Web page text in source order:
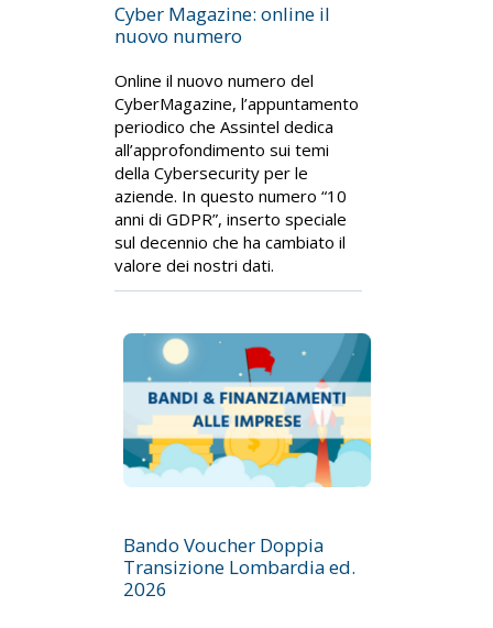
Cyber Magazine: online il
nuovo numero
Online il nuovo numero del
CyberMagazine, l’appuntamento
periodico che Assintel dedica
all’approfondimento sui temi
della Cybersecurity per le
aziende. In questo numero “10
anni di GDPR”, inserto speciale
sul decennio che ha cambiato il
valore dei nostri dati.
Bando Voucher Doppia
Transizione Lombardia ed.
2026